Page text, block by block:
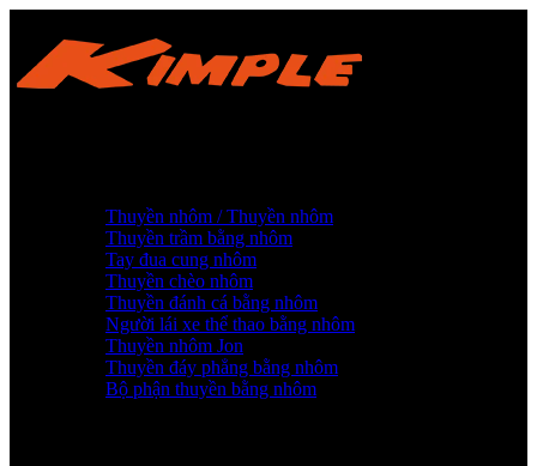
Thuyền nhôm / Thuyền nhôm
Thuyền trầm bằng nhôm
Tay đua cung nhôm
Thuyền chèo nhôm
Thuyền đánh cá bằng nhôm
Người lái xe thể thao bằng nhôm
Thuyền nhôm Jon
Thuyền đáy phẳng bằng nhôm
Bộ phận thuyền bằng nhôm